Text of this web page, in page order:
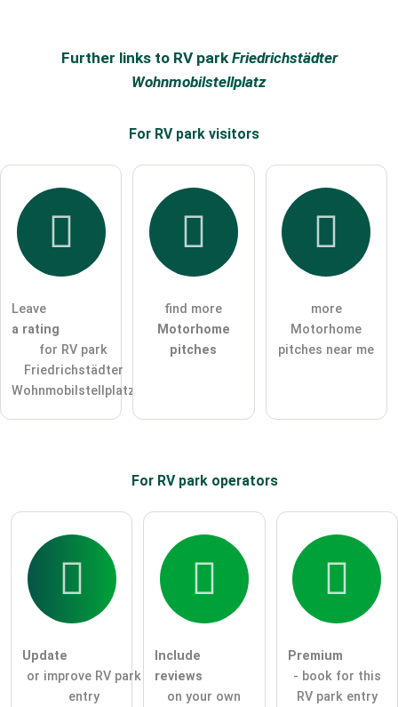
Further links to RV park Friedrichstädter
Wohnmobilstellplatz
For RV park visitors
Leave
a rating
for RV park
Friedrichstädter
Wohnmobilstellplatz
find more
Motorhome
pitches
more
Motorhome
pitches near me
For RV park operators
Update
or improve RV park
entry
Include
reviews
on your own
Premium
- book for this
RV park entry